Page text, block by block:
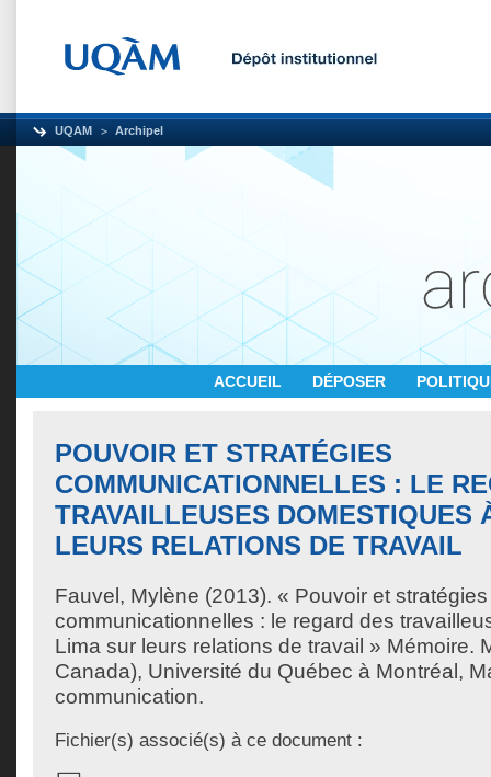
UQAM Archipel
ACCUEIL DÉPOSER
POUVOIR ET STRATÉGIES
COMMUNICATIONNELLES : LE
TRAVAILLEUSES DOMESTIQUES
LEURS RELATIONS DE TRAVAIL
Fauvel, Mylène (2013). « Pouvoir et stratégies
communicationnelles : le regard des
Lima sur leurs relations de travail » Mémoire.
Canada), Université du Québec à Montréal,
communication.
Fichier(s) associé(s) à ce document :